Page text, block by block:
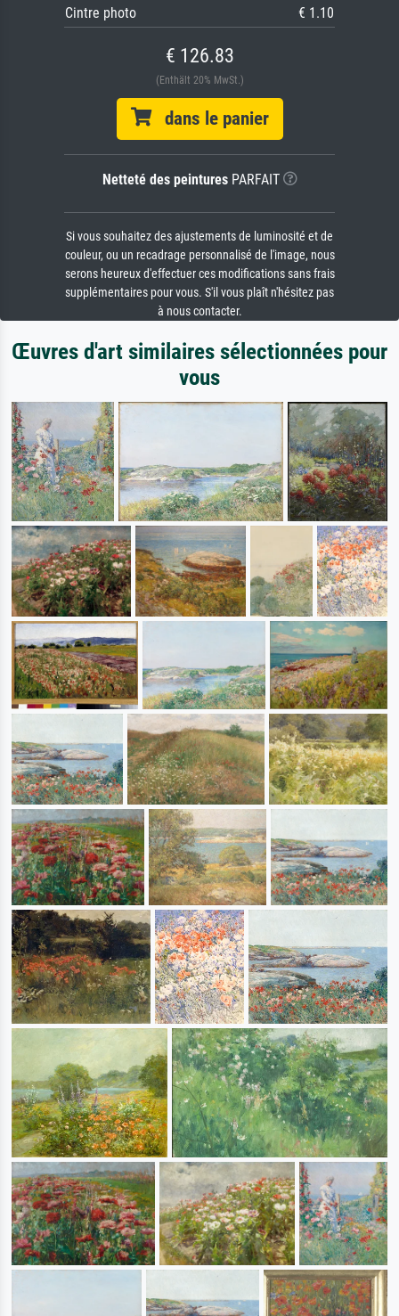
Cintre photo
€ 1.10
€ 126.83
(Enthält 20% MwSt.)
dans le panier
Netteté des peinturesPARFAIT
Si vous souhaitez des ajustements de luminosité et de
couleur, ou un recadrage personnalisé de l'image, nous
serons heureux d'effectuer ces modifications sans frais
supplémentaires pour vous. S'il vous plaît n'hésitez pas
à nous contacter.
Œuvres d'art similaires sélectionnées pour
vous